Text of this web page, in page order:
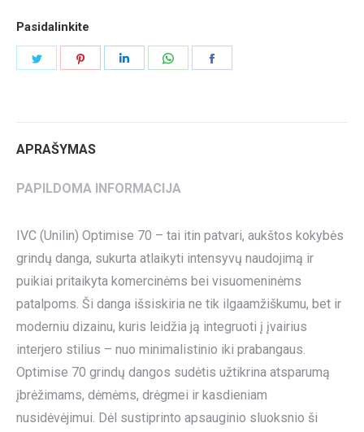
Pasidalinkite
APRAŠYMAS
PAPILDOMA INFORMACIJA
IVC (Unilin) Optimise 70 – tai itin patvari, aukštos kokybės
grindų danga, sukurta atlaikyti intensyvų naudojimą ir
puikiai pritaikyta komercinėms bei visuomeninėms
patalpoms. Ši danga išsiskiria ne tik ilgaamžiškumu, bet ir
moderniu dizainu, kuris leidžia ją integruoti į įvairius
interjero stilius – nuo minimalistinio iki prabangaus.
Optimise 70 grindų dangos sudėtis užtikrina atsparumą
įbrėžimams, dėmėms, drėgmei ir kasdieniam
nusidėvėjimui. Dėl sustiprinto apsauginio sluoksnio ši